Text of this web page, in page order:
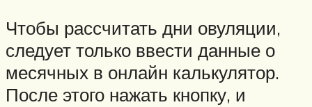
Чтобы рассчитать дни овуляции,
следует только ввести данные о
месячных в онлайн калькулятор.
После этого нажать кнопку, и